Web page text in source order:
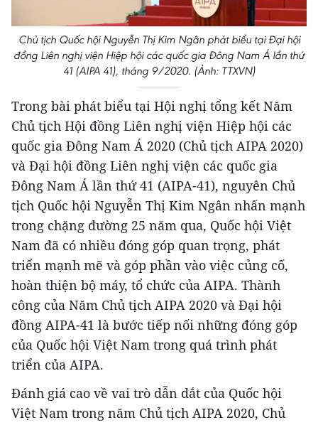
Chủ tịch Quốc hội Nguyễn Thị Kim Ngân phát biểu tại Đại hội
đồng Liên nghị viện Hiệp hội các quốc gia Đông Nam Á lần thứ
41 (AIPA 41), tháng 9/2020. (Ảnh: TTXVN)
Trong bài phát biểu tại Hội nghị tổng kết Năm
Chủ tịch Hội đồng Liên nghị viện Hiệp hội các
quốc gia Đông Nam Á 2020 (Chủ tịch AIPA 2020)
và Đại hội đồng Liên nghị viện các quốc gia
Đông Nam Á lần thứ 41 (AIPA-41), nguyên Chủ
tịch Quốc hội Nguyễn Thị Kim Ngân nhấn mạnh
trong chặng đường 25 năm qua, Quốc hội Việt
Nam đã có nhiều đóng góp quan trọng, phát
triển mạnh mẽ và góp phần vào việc củng cố,
hoàn thiện bộ máy, tổ chức của AIPA. Thành
công của Năm Chủ tịch AIPA 2020 và Đại hội
đồng AIPA-41 là bước tiếp nối những đóng góp
của Quốc hội Việt Nam trong quá trình phát
triển của AIPA.
Đánh giá cao về vai trò dẫn dắt của Quốc hội
Việt Nam trong năm Chủ tịch AIPA 2020, Chủ